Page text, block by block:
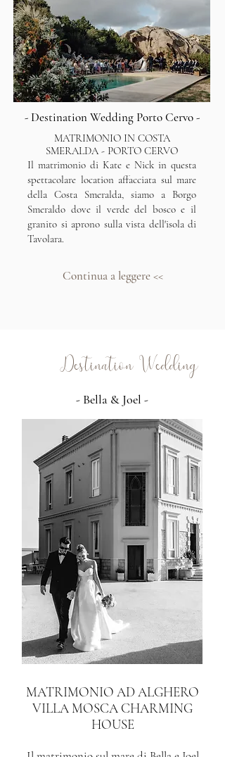
About me
- Destination Wedding Porto Cervo -
MATRIMONIO IN COSTA
SMERALDA - PORTO CERVO
Il matrimonio di Kate e Nick in questa
spettacolare location affacciata sul mare
della Costa Smeralda, siamo a Borgo
Smeraldo dove il verde del bosco e il
granito si aprono sulla vista dell'isola di
Tavolara.
Continua a leggere <<
Destination Wedding
- Bella & Joel -
MATRIMONIO AD ALGHERO
VILLA MOSCA CHARMING
HOUSE